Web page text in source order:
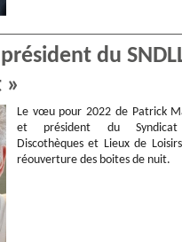
du
»
Le vœu pour 2022 de Patrick
et président du
Discothèques et Lieux de
réouverture des boites de nuit.